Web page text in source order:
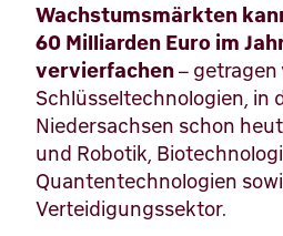
Wachstumsmärkten
60 Milliarden Euro im
vervierfachen – getragen
Schlüsseltechnologien, in
Niedersachsen schon
und Robotik,
Quantentechnologien
Verteidigungssektor.